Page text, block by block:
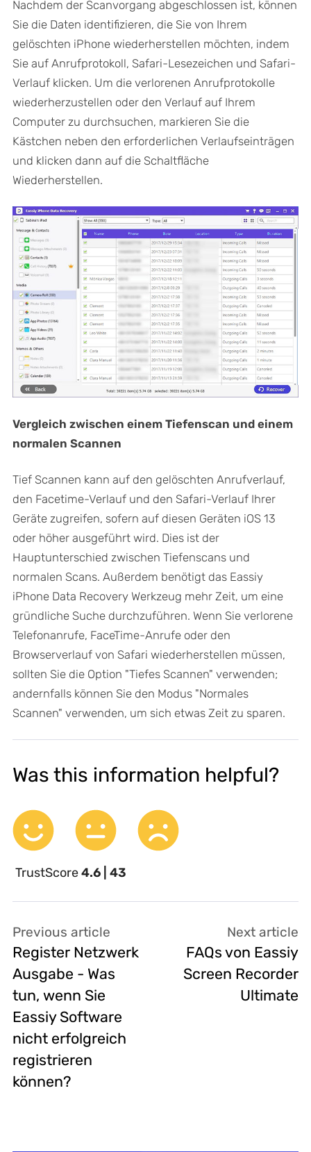
Nachdem der Scanvorgang abgeschlossen ist, können
Sie die Daten identifizieren, die Sie von Ihrem
gelöschten iPhone wiederherstellen möchten, indem
Sie auf Anrufprotokoll, Safari-Lesezeichen und Safari-
Verlauf klicken. Um die verlorenen Anrufprotokolle
wiederherzustellen oder den Verlauf auf Ihrem
Computer zu durchsuchen, markieren Sie die
Kästchen neben den erforderlichen Verlaufseinträgen
und klicken dann auf die Schaltfläche
Wiederherstellen.
Vergleich zwischen einem Tiefenscan und einem
normalen Scannen
Tief Scannen kann auf den gelöschten Anrufverlauf,
den Facetime-Verlauf und den Safari-Verlauf Ihrer
Geräte zugreifen, sofern auf diesen Geräten iOS 13
oder höher ausgeführt wird. Dies ist der
Hauptunterschied zwischen Tiefenscans und
normalen Scans. Außerdem benötigt das Eassiy
iPhone Data Recovery Werkzeug mehr Zeit, um eine
gründliche Suche durchzuführen. Wenn Sie verlorene
Telefonanrufe, FaceTime-Anrufe oder den
Browserverlauf von Safari wiederherstellen müssen,
sollten Sie die Option "Tiefes Scannen" verwenden;
andernfalls können Sie den Modus "Normales
Scannen" verwenden, um sich etwas Zeit zu sparen.
Was this information helpful?
TrustScore4.6 | 43
Previous article
Register Netzwerk
Ausgabe - Was
tun, wenn Sie
Eassiy Software
nicht erfolgreich
registrieren
können?
Next article
FAQs von Eassiy
Screen Recorder
Ultimate